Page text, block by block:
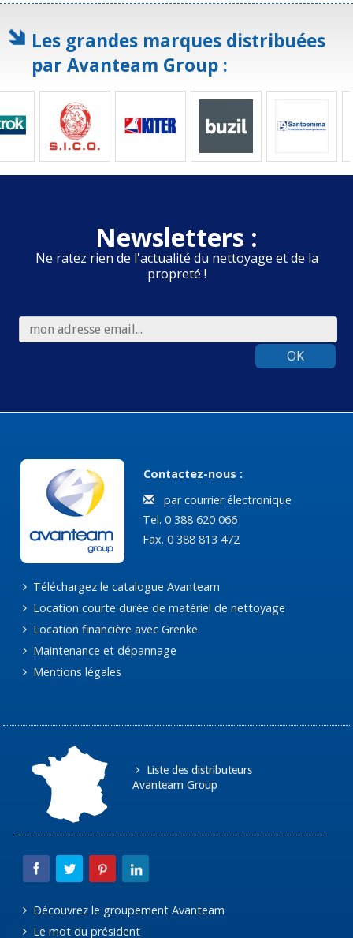
Les grandes marques distribuées
par Avanteam Group :
Newsletters :
Ne ratez rien de l'actualité du nettoyage et de la
propreté !
OK
Contactez-nous :
par courrier électronique
Tel. 0 388 620 066
Fax. 0 388 813 472
Téléchargez le catalogue Avanteam
Location courte durée de matériel de nettoyage
Location financière avec Grenke
Maintenance et dépannage
Mentions légales
Liste des distributeurs
Avanteam Group
Découvrez le groupement Avanteam
Le mot du président